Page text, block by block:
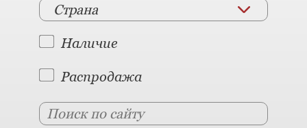
Страна
Наличие
Распродажа